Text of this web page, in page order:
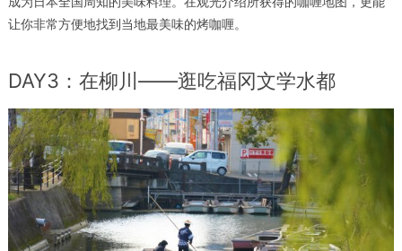
让你非常方便地找到当地最美味的烤咖喱。
DAY3：在柳川——逛吃福冈文学水都